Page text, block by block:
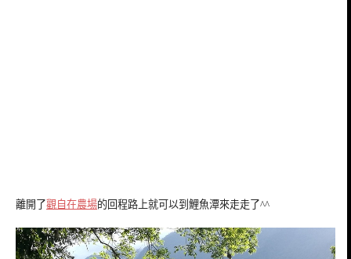
離開了觀自在農場的回程路上就可以到鯉魚潭來走走了^^